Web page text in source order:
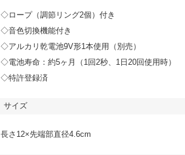
◇ロープ（調節リング2個）付き
◇音色切換機能付き
◇アルカリ乾電池9V形1本使用（別売）
◇電池寿命：約5ヶ月（1回2秒、1日20回使用時）
◇特許登録済
サイズ
長さ12×先端部直径4.6cm